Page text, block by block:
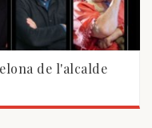
de l'alcalde